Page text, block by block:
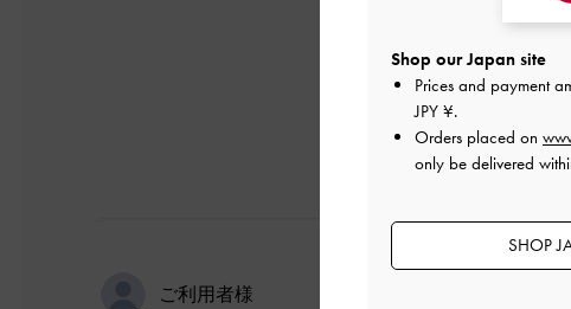
ご利用者様
Shop our Japan site
Prices and payment
JPY ¥.
Orders placed on
only be delivered
SHOP